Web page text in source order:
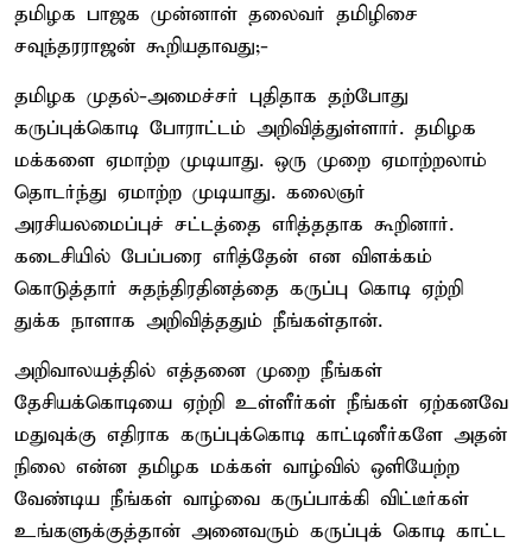
தமிழக பாஜக முன்னாள் தலைவர் தமிழிசை
சவுந்தரராஜன் கூறியதாவது;-
தமிழக முதல்-அமைச்சர் புதிதாக தற்போது
கருப்புக்கொடி போராட்டம் அறிவித்துள்ளார். தமிழக
மக்களை ஏமாற்ற முடியாது. ஒரு முறை ஏமாற்றலாம்
தொடர்ந்து ஏமாற்ற முடியாது. கலைஞர்
அரசியலமைப்புச் சட்டத்தை எரித்ததாக கூறினார்.
கடைசியில் பேப்பரை எரித்தேன் என விளக்கம்
கொடுத்தார் சுதந்திரதினத்தை கருப்பு கொடி ஏற்றி
துக்க நாளாக அறிவித்ததும் நீங்கள்தான்.
அறிவாலயத்தில் எத்தனை முறை நீங்கள்
தேசியக்கொடியை ஏற்றி உள்ளீர்கள் நீங்கள் ஏற்கனவே
மதுவுக்கு எதிராக கருப்புக்கொடி காட்டினீர்களே அதன்
நிலை என்ன தமிழக மக்கள் வாழ்வில் ஒளியேற்ற
வேண்டிய நீங்கள் வாழ்வை கருப்பாக்கி விட்டீர்கள்
உங்களுக்குத்தான் அனைவரும் கருப்புக் கொடி காட்ட